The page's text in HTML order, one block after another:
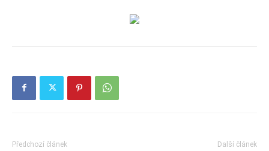
Předchozí článek Další článek